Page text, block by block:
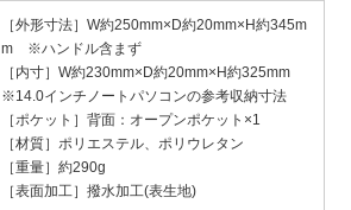
［外形寸法］W約250mm×D約20mm×H約345m
m ※ハンドル含まず
［内寸］W約230mm×D約20mm×H約325mm
※14.0インチノートパソコンの参考収納寸法
［ポケット］背面：オープンポケット×1
［材質］ポリエステル、ポリウレタン
［重量］約290g
［表面加工］撥水加工(表生地)